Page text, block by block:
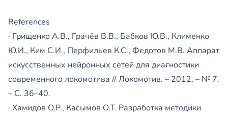
References
· Грищенко А.В., Грачёв В.В., Бабков Ю.В., Клименко
Ю.И., Ким С.И., Перфильев К.С., Федотов М.В. Аппарат
искусственных нейронных сетей для диагностики
современного локомотива // Локомотив. – 2012. – № 7.
– С. 36–40.
· Хамидов О.Р., Касымов О.Т. Разработка методики